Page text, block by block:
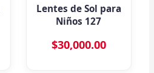
Lentes de Sol para
Niños 127
$30,000.00